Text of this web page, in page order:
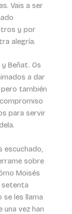
Vais a ser
y por
alegría.
Beñat. Os
a dar
también
para servir
escuchado,
sobre
Moisés
setenta
se les llama
una vez han